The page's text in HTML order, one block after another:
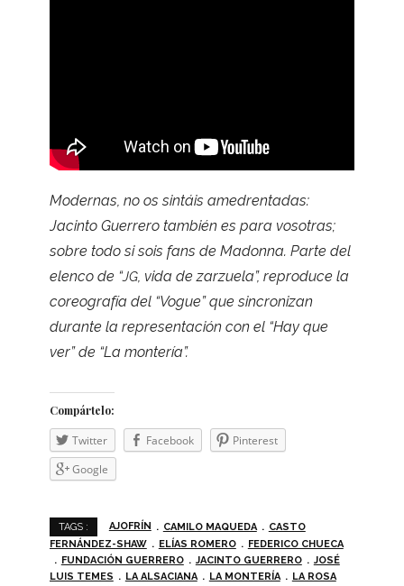
Moder­nas, no os sin­táis ame­dren­ta­das:
Jacinto Gue­rrero tam­bién es para voso­tras;
sobre todo si sois fans de Madonna. Parte del
elenco de “JG, vida de zar­zuela”, repro­duce la
coreo­gra­fía del “Vogue” que sin­cro­ni­zan
durante la repre­sen­ta­ción con el “Hay que
ver” de “La montería”.
Com­pár­telo:
Twit­ter Face­book
Pin­te­rest
Goo­gle
TAGS : AJOFRÍN CAMILO MAQUEDA
CASTO
FERNÁNDEZ-SHAW
ELÍAS ROMERO
FEDERICO CHUECA
FUNDACIÓN GUERRERO
JACINTO GUERRERO
JOSÉ
LUIS TEMES
LA ALSACIANA LA MONTERÍA
LA ROSA